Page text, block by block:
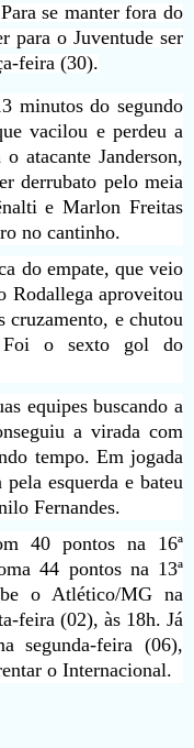
se manter fora do
para o Juventude ser
feira (30).
minutos do segundo
vacilou e perdeu a
atacante Janderson,
derrubato pelo meia
e Marlon Freitas
no cantinho.
do empate, que veio
Rodallega aproveitou
cruzamento, e chutou
Foi o sexto gol do
equipes buscando a
a virada com
tempo. Em jogada
esquerda e bateu
Fernandes.
40 pontos na 16ª
44 pontos na 13ª
o Atlético/MG na
feira (02), às 18h. Já
segunda-feira (06),
o Internacional.